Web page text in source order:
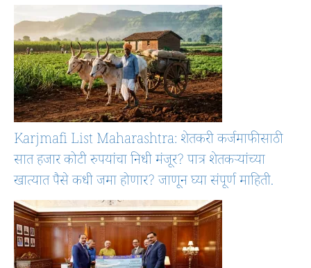
Karjmafi List Maharashtra: शेतकरी कर्जमाफीसाठी
सात हजार कोटी रुपयांचा निधी मंजूर? पात्र शेतकऱ्यांच्या
खात्यात पैसे कधी जमा होणार? जाणून घ्या संपूर्ण माहिती.